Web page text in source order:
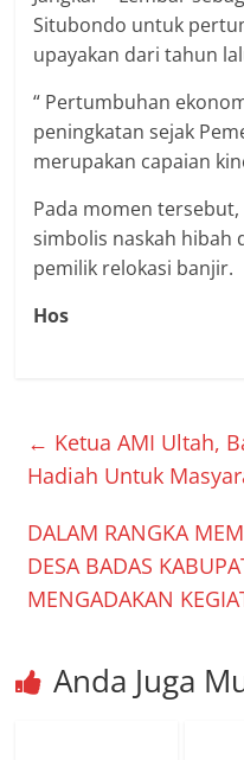
Situbondo untuk
upayakan dari tahun
“ Pertumbuhan
peningkatan sejak
merupakan capaian
Pada momen
simbolis naskah hibah
pemilik relokasi banjir.
Hos
← Ketua AMI Ultah,
Hadiah Untuk
DALAM RANGKA
DESA BADAS
MENGADAKAN
Anda Juga